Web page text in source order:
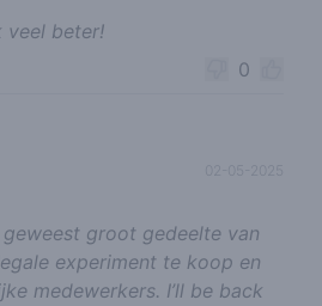
veel beter!
0
groot gedeelte van
experiment te koop en
medewerkers. I’ll be back